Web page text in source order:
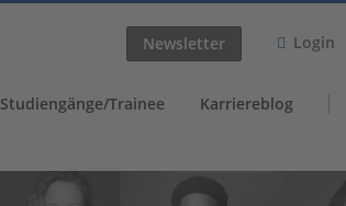
Newsletter Login
Studiengänge/Trainee Karriereblog